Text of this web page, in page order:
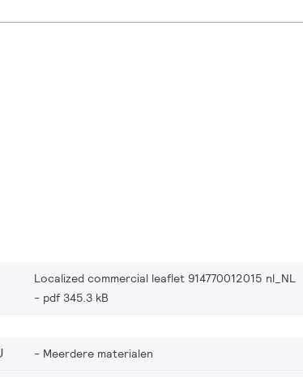
Localized commercial leaflet 914770012015 nl_NL
pdf 345.3 kB
Meerdere materialen